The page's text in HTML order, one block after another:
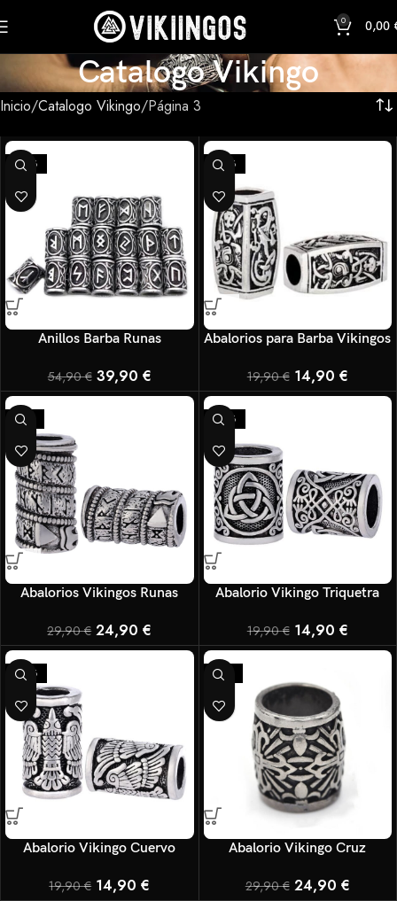
0 0,00
Catalogo Vikingo
Inicio Catalogo Vikingo Página 3
-27%
Anillos Barba Runas
54,90€ 39,90 €
-25%
Abalorios para Barba Vikingos
19,90€ 14,90 €
-17%
Abalorios Vikingos Runas
29,90€ 24,90€
-25%
Abalorio Vikingo Triquetra
19,90€ 14,90 €
-25%
Abalorio Vikingo Cuervo
19,90€ 14,90€
-17%
Abalorio Vikingo Cruz
29,90€ 24,90 €